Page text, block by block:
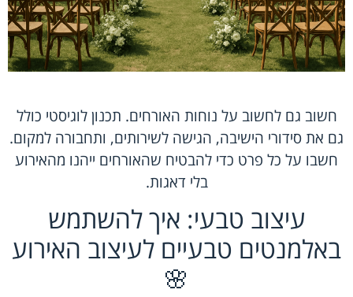
חשוב גם לחשוב על נוחות האורחים. תכנון לוגיסטי כולל
גם את סידורי הישיבה, הגישה לשירותים, ותחבורה למקום.
חשבו על כל פרט כדי להבטיח שהאורחים ייהנו מהאירוע
בלי דאגות.
עיצוב טבעי: איך להשתמש
באלמנטים טבעיים לעיצוב האירוע
🌸